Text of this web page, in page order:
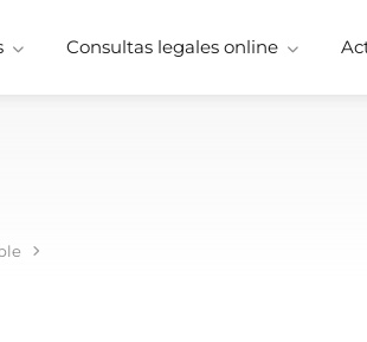
Consultas legales online